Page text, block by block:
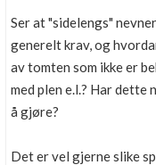
Ser at "sidelengs"
generelt krav, og
av tomten som ikke er
med plen e.l.? Har dette
å gjøre?
Det er vel gjerne slike